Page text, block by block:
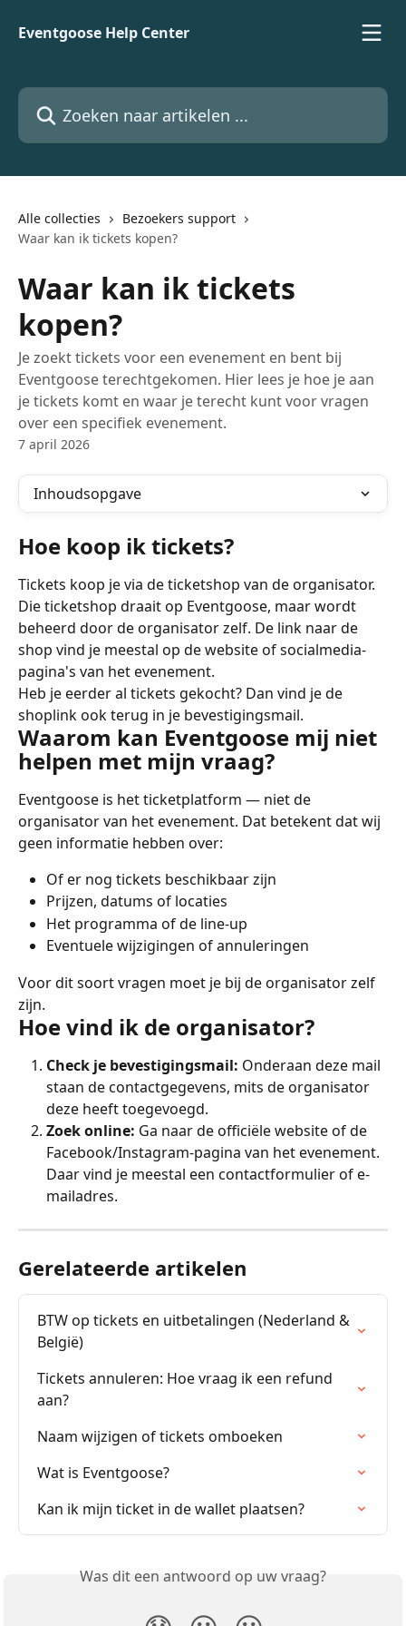
Eventgoose Help Center
Zoeken naar artikelen ...
Alle collecties
Bezoekers support
Waar kan ik tickets kopen?
Waar kan ik tickets
kopen?
Je zoekt tickets voor een evenement en bent bij
Eventgoose terechtgekomen. Hier lees je hoe je aan
je tickets komt en waar je terecht kunt voor vragen
over een specifiek evenement.
7 april 2026
Inhoudsopgave
Hoe koop ik tickets?
Tickets koop je via de ticketshop van de organisator.
Die ticketshop draait op Eventgoose, maar wordt
beheerd door de organisator zelf. De link naar de
shop vind je meestal op de website of socialmedia-
pagina's van het evenement.
Heb je eerder al tickets gekocht? Dan vind je de
shoplink ook terug in je bevestigingsmail.
Waarom kan Eventgoose mij niet
helpen met mijn vraag?
Eventgoose is het ticketplatform — niet de
organisator van het evenement. Dat betekent dat wij
geen informatie hebben over:
Of er nog tickets beschikbaar zijn
Prijzen, datums of locaties
Het programma of de line-up
Eventuele wijzigingen of annuleringen
Voor dit soort vragen moet je bij de organisator zelf
zijn.
Hoe vind ik de organisator?
Check je bevestigingsmail: Onderaan deze mail
staan de contactgegevens, mits de organisator
deze heeft toegevoegd.
Zoek online: Ga naar de officiële website of de
Facebook/Instagram-pagina van het evenement.
Daar vind je meestal een contactformulier of e-
mailadres.
Gerelateerde artikelen
BTW op tickets en uitbetalingen (Nederland &
België)
Tickets annuleren: Hoe vraag ik een refund
aan?
Naam wijzigen of tickets omboeken
Wat is Eventgoose?
Kan ik mijn ticket in de wallet plaatsen?
Was dit een antwoord op uw vraag?